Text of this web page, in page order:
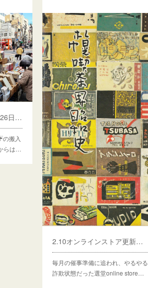
2月の浦和宿古本いち📚26日(木)～3/1(日)開催予定
の搬入
らは…
2.10オンラインストア更新のお知らせ
毎月の催事準備に追われ、やるやる
詐欺状態だった選堂online store…